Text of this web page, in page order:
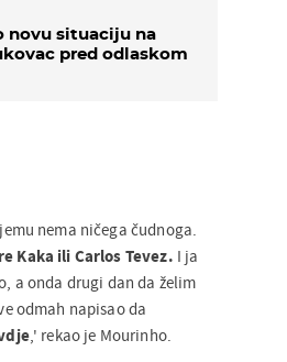
novu situaciju na
pred odlaskom
nema ničega čudnoga.
Kaka ili Carlos Tevez. I ja
a onda drugi dan da želim
odmah napisao da
,' rekao je Mourinho.